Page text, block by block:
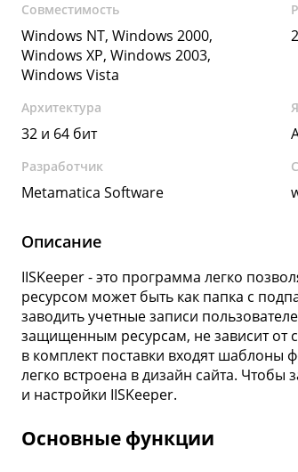
Совместимость
Windows NT, Windows 2000,
Windows XP, Windows 2003,
Windows Vista
Архитектура
32 и 64 бит
Разработчик
Metamatica Software
Описание
IISKeeper - это программа легко
ресурсом может быть как папка с
заводить учетные записи
защищенным ресурсам, не зависит от
в комплект поставки входят
легко встроена в дизайн сайта. Чтобы
и настройки IISKeeper.
Основные функции